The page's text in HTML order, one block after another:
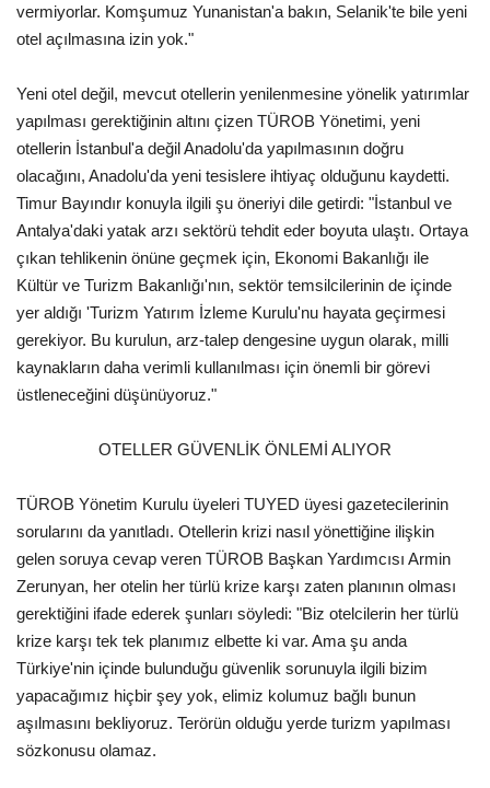
vermiyorlar. Komşumuz Yunanistan'a bakın, Selanik'te bile yeni
otel açılmasına izin yok."
Yeni otel değil, mevcut otellerin yenilenmesine yönelik yatırımlar
yapılması gerektiğinin altını çizen TÜROB Yönetimi, yeni
otellerin İstanbul'a değil Anadolu'da yapılmasının doğru
olacağını, Anadolu'da yeni tesislere ihtiyaç olduğunu kaydetti.
Timur Bayındır konuyla ilgili şu öneriyi dile getirdi: "İstanbul ve
Antalya'daki yatak arzı sektörü tehdit eder boyuta ulaştı. Ortaya
çıkan tehlikenin önüne geçmek için, Ekonomi Bakanlığı ile
Kültür ve Turizm Bakanlığı'nın, sektör temsilcilerinin de içinde
yer aldığı 'Turizm Yatırım İzleme Kurulu'nu hayata geçirmesi
gerekiyor. Bu kurulun, arz-talep dengesine uygun olarak, milli
kaynakların daha verimli kullanılması için önemli bir görevi
üstleneceğini düşünüyoruz."
OTELLER GÜVENLİK ÖNLEMİ ALIYOR
TÜROB Yönetim Kurulu üyeleri TUYED üyesi gazetecilerinin
sorularını da yanıtladı. Otellerin krizi nasıl yönettiğine ilişkin
gelen soruya cevap veren TÜROB Başkan Yardımcısı Armin
Zerunyan, her otelin her türlü krize karşı zaten planının olması
gerektiğini ifade ederek şunları söyledi: "Biz otelcilerin her türlü
krize karşı tek tek planımız elbette ki var. Ama şu anda
Türkiye'nin içinde bulunduğu güvenlik sorunuyla ilgili bizim
yapacağımız hiçbir şey yok, elimiz kolumuz bağlı bunun
aşılmasını bekliyoruz. Terörün olduğu yerde turizm yapılması
sözkonusu olamaz.